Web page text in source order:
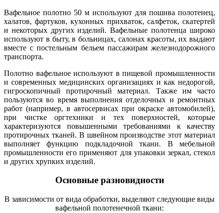
Вафельное полотно 50 м используют для пошива полотенец,
халатов, фартуков, кухонных прихваток, салфеток, скатертей
и некоторых других изделий. Вафельные полотенца широко
используют в быту, в больницах, салонах красоты, их выдают
вместе с постельным бельем пассажирам железнодорожного
транспорта.
Полотно вафельное используют в пищевой промышленности
и современных медицинских организациях и как недорогой,
гигроскопичный протирочный материал. Также им часто
пользуются во время выполнения отделочных и ремонтных
работ (например, в автосервисах при окраске автомобилей),
при чистке оргтехники и тех поверхностей, которые
характеризуются повышенными требованиями к качеству
протирочных тканей. В швейном производстве этот материал
выполняет функцию подкладочной ткани. В мебельной
промышленности его применяют для упаковки зеркал, стекол
и других хрупких изделий.
Основные разновидности
В зависимости от вида обработки, выделяют следующие виды
вафельной полотенечной ткани: